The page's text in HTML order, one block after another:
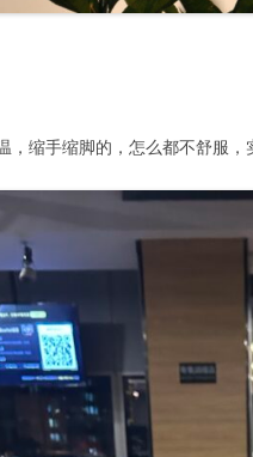
，缩手缩脚的，怎么都不舒服